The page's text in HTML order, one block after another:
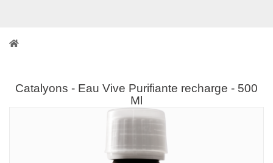
Catalyons - Eau Vive Purifiante recharge - 500
Ml